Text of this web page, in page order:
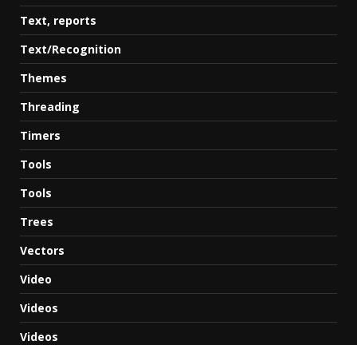
Text, reports
Text/Recognition
Themes
Threading
Timers
Tools
Tools
Trees
Vectors
Video
Videos
Videos